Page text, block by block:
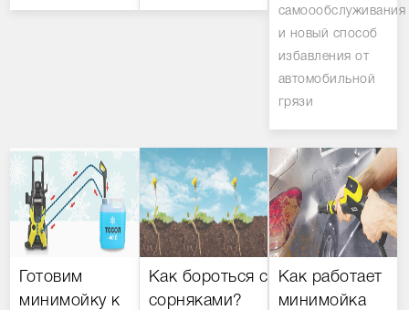
самоообслуживания
и новый способ
избавления от
автомобильной
грязи
Готовим
минимойку к
Как бороться с
сорняками?
Как работает
минимойка